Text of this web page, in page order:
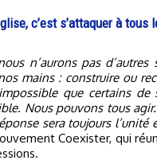
c’est s’attaquer à tous
n’aurons pas d’autres
mains : construire ou
que certains de
Nous pouvons tous
sera toujours l’unité
Coexister, qui